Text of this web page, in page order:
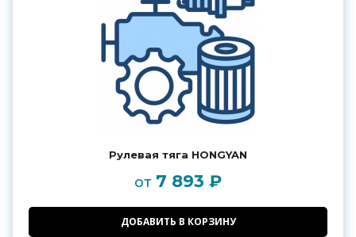
Рулевая тяга HONGYAN
от 7 893 ₽
ДОБАВИТЬ В КОРЗИНУ